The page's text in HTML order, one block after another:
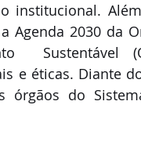
institucional.
Agenda 2030 da
Sustentável
e éticas. Diante
órgãos do